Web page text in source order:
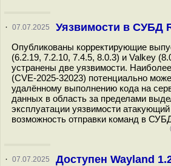
· 07.07.2025 Уязвимости в СУБД
Опубликованы корректирующие
(6.2.19, 7.2.10, 7.4.5, 8.0.3) и Valkey
устранены две уязвимости.
(CVE-2025-32023) потенциально
удалённому выполнению кода на
данных в область за пределами
эксплуатации уязвимости
возможность отправки команд в
· 07.07.2025 Доступен Wayland